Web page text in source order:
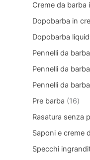
Creme da barba
Dopobarba in
Dopobarba
Pennelli da
Pennelli da
Pennelli da
Pre barba
16
Rasatura senza
Saponi e creme
Specchi